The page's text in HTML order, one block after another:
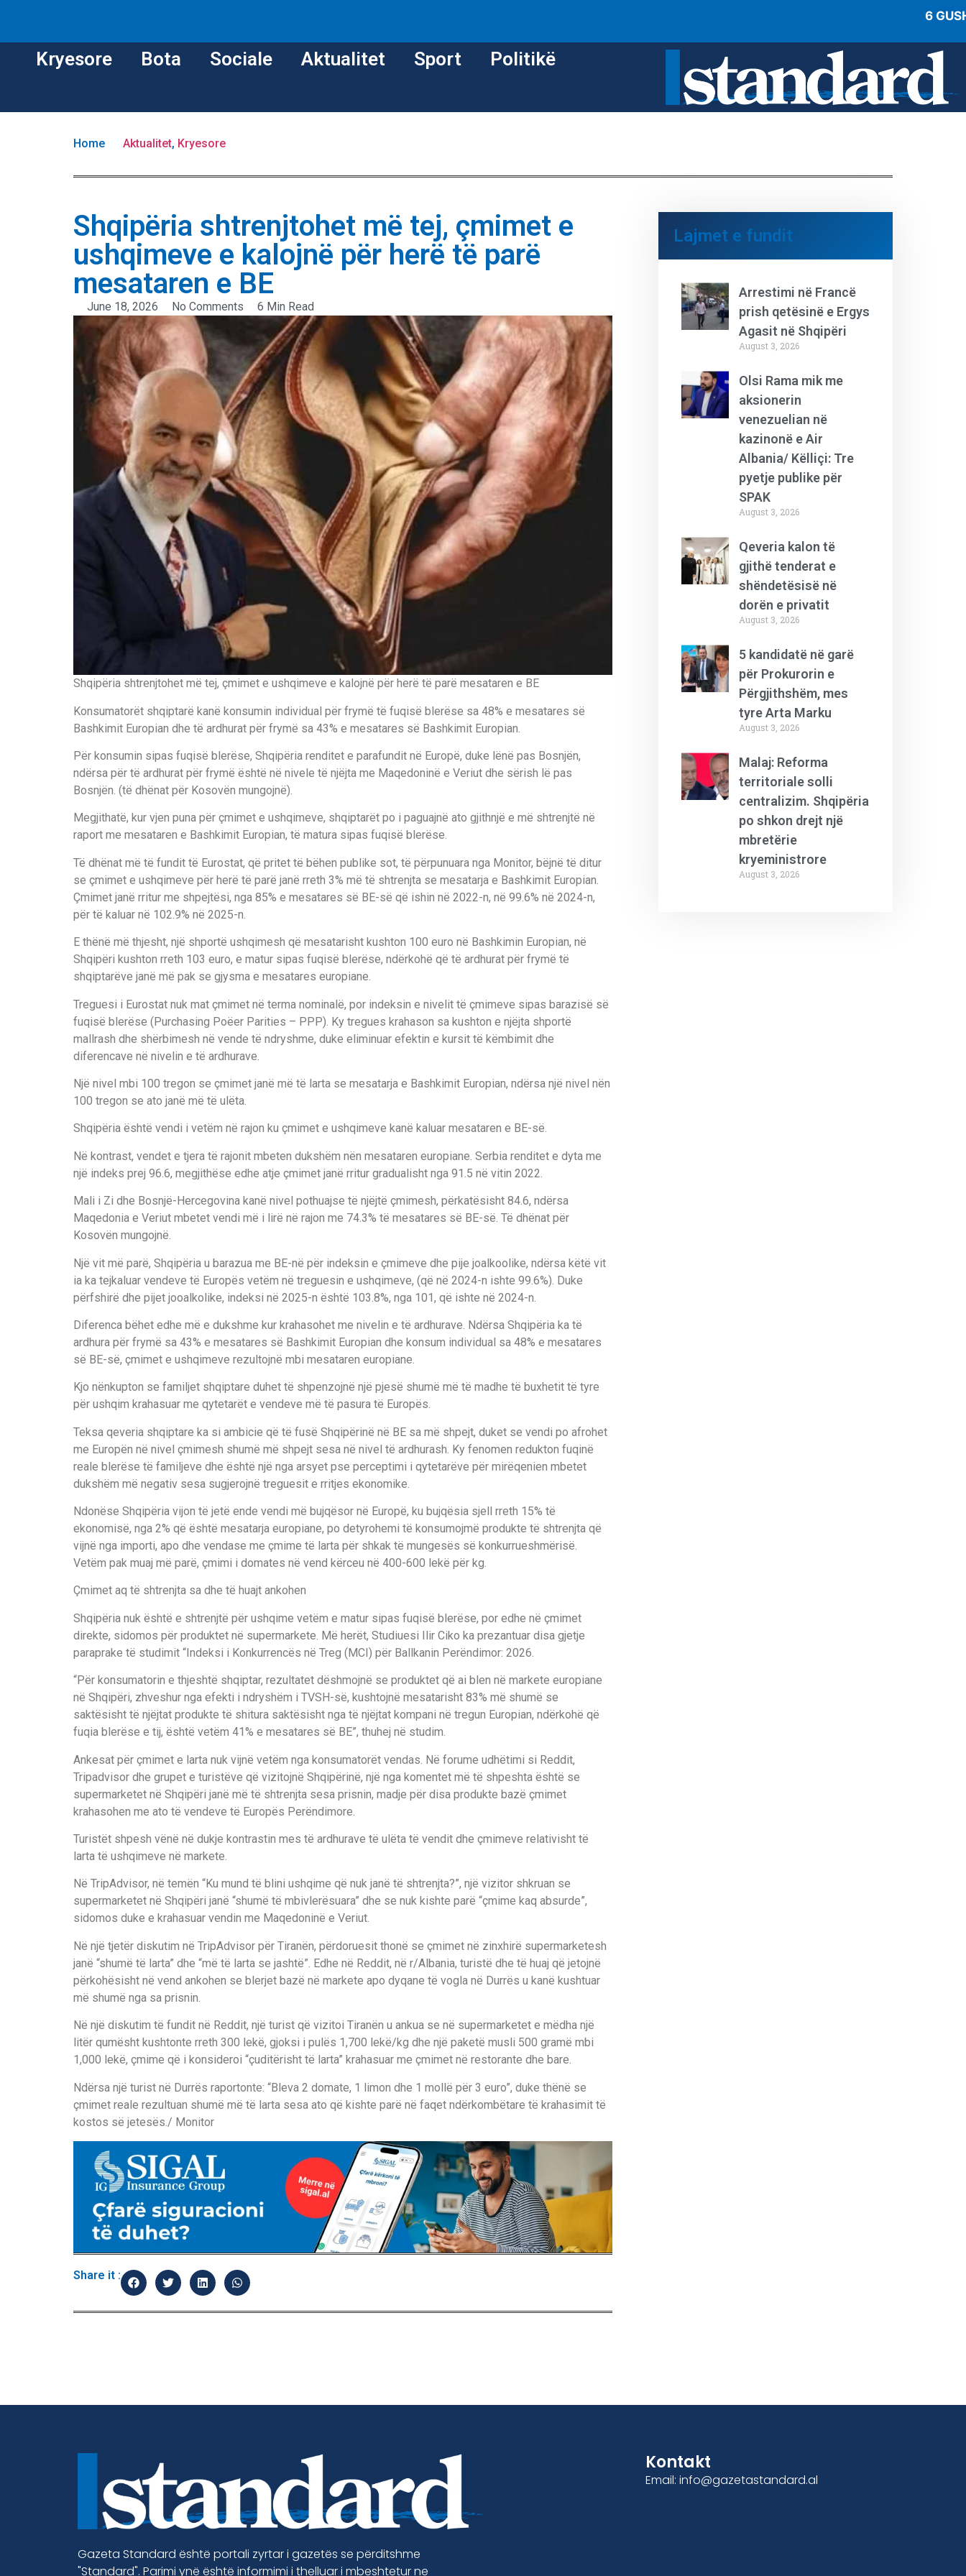
6
Kryesore Bota Sociale Aktualitet Sport Politikë
Home Aktualitet, Kryesore
Shqipëria shtrenjtohet më tej, çmimet e
ushqimeve e kalojnë për herë të parë
mesataren e BE
June 18, 2026 No Comments 6 Min Read
Shqipëria shtrenjtohet më tej, çmimet e ushqimeve e kalojnë për herë të parë mesataren e BE
Konsumatorët shqiptarë kanë konsumin individual për frymë të fuqisë blerëse sa 48% e mesatares së
Bashkimit Europian dhe të ardhurat për frymë sa 43% e mesatares së Bashkimit Europian.
Për konsumin sipas fuqisë blerëse, Shqipëria renditet e parafundit në Europë, duke lënë pas Bosnjën,
ndërsa për të ardhurat për frymë është në nivele të njëjta me Maqedoninë e Veriut dhe sërish lë pas
Bosnjën. (të dhënat për Kosovën mungojnë).
Megjithatë, kur vjen puna për çmimet e ushqimeve, shqiptarët po i paguajnë ato gjithnjë e më shtrenjtë në
raport me mesataren e Bashkimit Europian, të matura sipas fuqisë blerëse.
Të dhënat më të fundit të Eurostat, që pritet të bëhen publike sot, të përpunuara nga Monitor, bëjnë të ditur
se çmimet e ushqimeve për herë të parë janë rreth 3% më të shtrenjta se mesatarja e Bashkimit Europian.
Çmimet janë rritur me shpejtësi, nga 85% e mesatares së BE-së që ishin në 2022-n, në 99.6% në 2024-n,
për të kaluar në 102.9% në 2025-n.
E thënë më thjesht, një shportë ushqimesh që mesatarisht kushton 100 euro në Bashkimin Europian, në
Shqipëri kushton rreth 103 euro, e matur sipas fuqisë blerëse, ndërkohë që të ardhurat për frymë të
shqiptarëve janë më pak se gjysma e mesatares europiane.
Treguesi i Eurostat nuk mat çmimet në terma nominalë, por indeksin e nivelit të çmimeve sipas barazisë së
fuqisë blerëse (Purchasing Poëer Parities – PPP). Ky tregues krahason sa kushton e njëjta shportë
mallrash dhe shërbimesh në vende të ndryshme, duke eliminuar efektin e kursit të këmbimit dhe
diferencave në nivelin e të ardhurave.
Një nivel mbi 100 tregon se çmimet janë më të larta se mesatarja e Bashkimit Europian, ndërsa një nivel nën
100 tregon se ato janë më të ulëta.
Shqipëria është vendi i vetëm në rajon ku çmimet e ushqimeve kanë kaluar mesataren e BE-së.
Në kontrast, vendet e tjera të rajonit mbeten dukshëm nën mesataren europiane. Serbia renditet e dyta me
një indeks prej 96.6, megjithëse edhe atje çmimet janë rritur gradualisht nga 91.5 në vitin 2022.
Mali i Zi dhe Bosnjë-Hercegovina kanë nivel pothuajse të njëjtë çmimesh, përkatësisht 84.6, ndërsa
Maqedonia e Veriut mbetet vendi më i lirë në rajon me 74.3% të mesatares së BE-së. Të dhënat për
Kosovën mungojnë.
Një vit më parë, Shqipëria u barazua me BE-në për indeksin e çmimeve dhe pije joalkoolike, ndërsa këtë vit
ia ka tejkaluar vendeve të Europës vetëm në treguesin e ushqimeve, (që në 2024-n ishte 99.6%). Duke
përfshirë dhe pijet jooalkolike, indeksi në 2025-n është 103.8%, nga 101, që ishte në 2024-n.
Diferenca bëhet edhe më e dukshme kur krahasohet me nivelin e të ardhurave. Ndërsa Shqipëria ka të
ardhura për frymë sa 43% e mesatares së Bashkimit Europian dhe konsum individual sa 48% e mesatares
së BE-së, çmimet e ushqimeve rezultojnë mbi mesataren europiane.
Kjo nënkupton se familjet shqiptare duhet të shpenzojnë një pjesë shumë më të madhe të buxhetit të tyre
për ushqim krahasuar me qytetarët e vendeve më të pasura të Europës.
Teksa qeveria shqiptare ka si ambicie që të fusë Shqipërinë në BE sa më shpejt, duket se vendi po afrohet
me Europën në nivel çmimesh shumë më shpejt sesa në nivel të ardhurash. Ky fenomen redukton fuqinë
reale blerëse të familjeve dhe është një nga arsyet pse perceptimi i qytetarëve për mirëqenien mbetet
dukshëm më negativ sesa sugjerojnë treguesit e rritjes ekonomike.
Ndonëse Shqipëria vijon të jetë ende vendi më bujqësor në Europë, ku bujqësia sjell rreth 15% të
ekonomisë, nga 2% që është mesatarja europiane, po detyrohemi të konsumojmë produkte të shtrenjta që
vijnë nga importi, apo dhe vendase me çmime të larta për shkak të mungesës së konkurrueshmërisë.
Vetëm pak muaj më parë, çmimi i domates në vend kërceu në 400-600 lekë për kg.
Çmimet aq të shtrenjta sa dhe të huajt ankohen
Shqipëria nuk është e shtrenjtë për ushqime vetëm e matur sipas fuqisë blerëse, por edhe në çmimet
direkte, sidomos për produktet në supermarkete. Më herët, Studiuesi Ilir Ciko ka prezantuar disa gjetje
paraprake të studimit “Indeksi i Konkurrencës në Treg (MCI) për Ballkanin Perëndimor: 2026.
“Për konsumatorin e thjeshtë shqiptar, rezultatet dëshmojnë se produktet që ai blen në markete europiane
në Shqipëri, zhveshur nga efekti i ndryshëm i TVSH-së, kushtojnë mesatarisht 83% më shumë se
saktësisht të njëjtat produkte të shitura saktësisht nga të njëjtat kompani në tregun Europian, ndërkohë që
fuqia blerëse e tij, është vetëm 41% e mesatares së BE”, thuhej në studim.
Ankesat për çmimet e larta nuk vijnë vetëm nga konsumatorët vendas. Në forume udhëtimi si Reddit,
Tripadvisor dhe grupet e turistëve që vizitojnë Shqipërinë, një nga komentet më të shpeshta është se
supermarketet në Shqipëri janë më të shtrenjta sesa prisnin, madje për disa produkte bazë çmimet
krahasohen me ato të vendeve të Europës Perëndimore.
Turistët shpesh vënë në dukje kontrastin mes të ardhurave të ulëta të vendit dhe çmimeve relativisht të
larta të ushqimeve në markete.
Në TripAdvisor, në temën “Ku mund të blini ushqime që nuk janë të shtrenjta?”, një vizitor shkruan se
supermarketet në Shqipëri janë “shumë të mbivlerësuara” dhe se nuk kishte parë “çmime kaq absurde”,
sidomos duke e krahasuar vendin me Maqedoninë e Veriut.
Në një tjetër diskutim në TripAdvisor për Tiranën, përdoruesit thonë se çmimet në zinxhirë supermarketesh
janë “shumë të larta” dhe “më të larta se jashtë”. Edhe në Reddit, në r/Albania, turistë dhe të huaj që jetojnë
përkohësisht në vend ankohen se blerjet bazë në markete apo dyqane të vogla në Durrës u kanë kushtuar
më shumë nga sa prisnin.
Në një diskutim të fundit në Reddit, një turist që vizitoi Tiranën u ankua se në supermarketet e mëdha një
litër qumësht kushtonte rreth 300 lekë, gjoksi i pulës 1,700 lekë/kg dhe një paketë musli 500 gramë mbi
1,000 lekë, çmime që i konsideroi “çuditërisht të larta” krahasuar me çmimet në restorante dhe bare.
Ndërsa një turist në Durrës raportonte: “Bleva 2 domate, 1 limon dhe 1 mollë për 3 euro”, duke thënë se
çmimet reale rezultuan shumë më të larta sesa ato që kishte parë në faqet ndërkombëtare të krahasimit të
kostos së jetesës./ Monitor
Share it :
Lajmet e fundit
Arrestimi në Francë
prish qetësinë e Ergys
Agasit në Shqipëri
August 3, 2026
Olsi Rama mik me
aksionerin
venezuelian në
kazinonë e Air
Albania/ Këlliçi: Tre
pyetje publike për
SPAK
August 3, 2026
Qeveria kalon të
gjithë tenderat e
shëndetësisë në
dorën e privatit
August 3, 2026
5 kandidatë në garë
për Prokurorin e
Përgjithshëm, mes
tyre Arta Marku
August 3, 2026
Malaj: Reforma
territoriale solli
centralizim. Shqipëria
po shkon drejt një
mbretërie
kryeministrore
August 3, 2026
Gazeta Standard është portali zyrtar i gazetës se përditshme
"Standard". Parimi ynë është informimi i thelluar i mbeshtetur ne
Kontakt
Email: info@gazetastandard.al